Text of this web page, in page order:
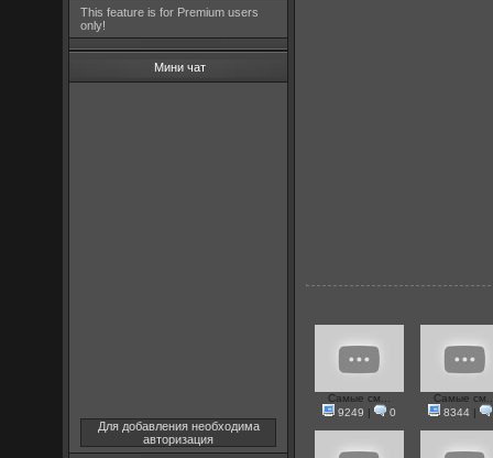
This feature is for Premium users
only!
Мини чат
Для добавления необходима
авторизация
Самые см...
9249 | 0
Самые
8344|